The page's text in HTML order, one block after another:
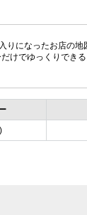
りになったお店の地
けでゆっくりできる